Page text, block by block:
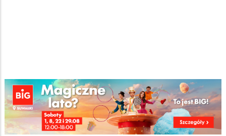
Ścieżka
nawigacyjna
Strona główna/Wiadomości/Artykuły/
Jak ograniczyć ryzyko upadków w łazience? Praktyczny poradnik dla
rodzin i opiekunów
Facebook PinterestTumblrReddit Share